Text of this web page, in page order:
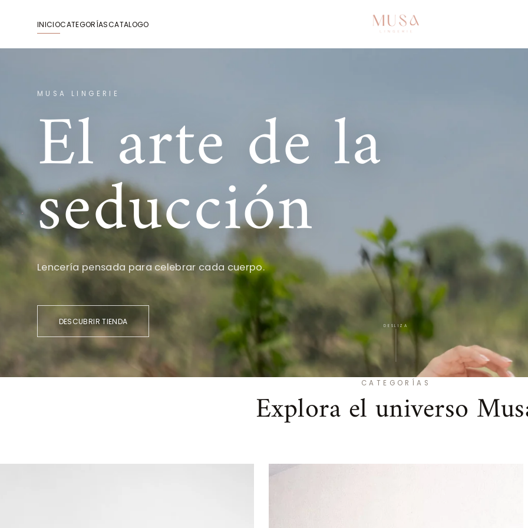
AL CONTENIDO
INICIOCATEGORÍASCATALOGO
MUSA LINGERIE
El arte de la
seducción
Lencería pensada para celebrar cada cuerpo.
DESCUBRIR TIENDA DESLIZA
CATEGORÍAS
Explora el universo